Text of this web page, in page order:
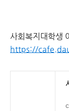
사회복지대학생
https://